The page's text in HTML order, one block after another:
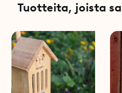
Tuotteita, joista